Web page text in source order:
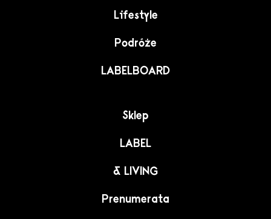
Lifestyle
Podróże
LABELBOARD
Sklep
LABEL
& LIVING
Prenumerata